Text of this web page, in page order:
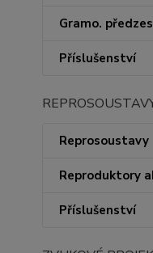
Gramo.
Příslušenství
Reprosoustavy
Reproduktory
Příslušenství